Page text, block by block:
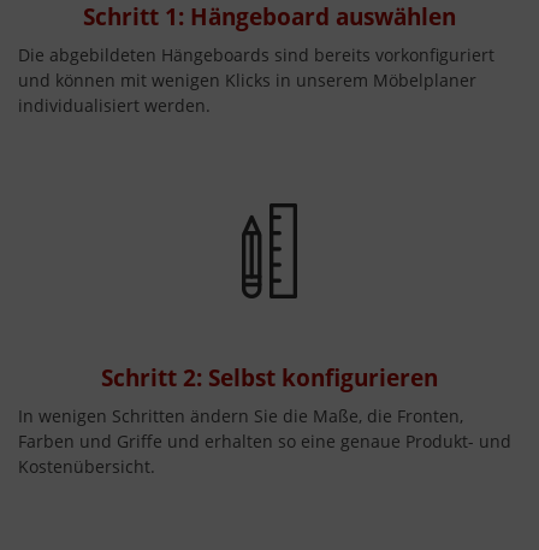
Schritt 1: Hängeboard auswählen
Die abgebildeten Hängeboards sind bereits vorkonfiguriert
und können mit wenigen Klicks in unserem Möbelplaner
individualisiert werden.
Schritt 2: Selbst konfigurieren
In wenigen Schritten ändern Sie die Maße, die Fronten,
Farben und Griffe und erhalten so eine genaue Produkt- und
Kostenübersicht.